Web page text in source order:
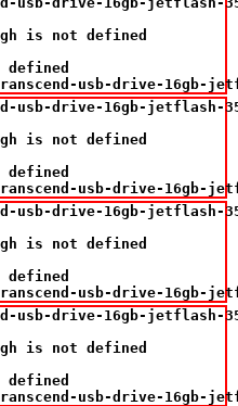
is not defined
defined
usb-drive-16gb-
drive-16gb-jetflash-
is not defined
defined
usb-drive-16gb-
drive-16gb-jetflash-
is not defined
defined
usb-drive-16gb-
drive-16gb-jetflash-
is not defined
defined
usb-drive-16gb-